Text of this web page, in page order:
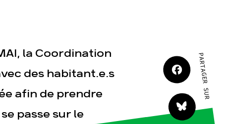
la Coordination
des habitant.e.s
afin de prendre
passe sur le
PARTAGER SUR